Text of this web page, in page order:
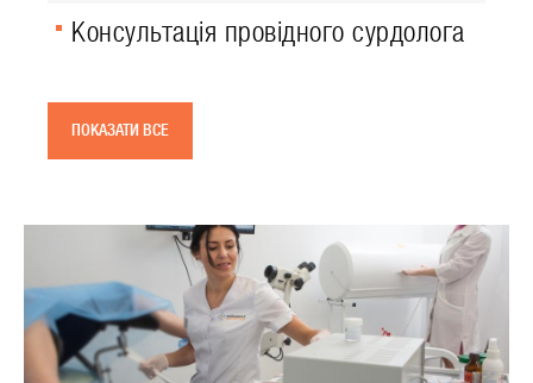
Консультація провідного сурдолога
ПОКАЗАТИ ВСЕ